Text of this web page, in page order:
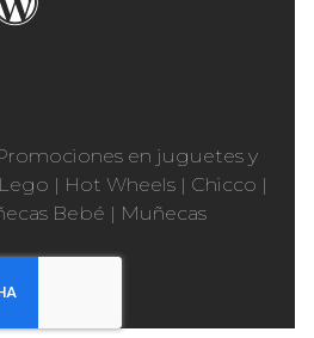
en juguetes y
Lego | Hot Wheels | Chicco |
Bebé | Muñecas